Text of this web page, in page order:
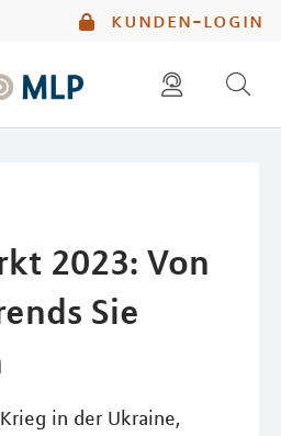
kunden-login
2023: Von
Sie
in der Ukraine,